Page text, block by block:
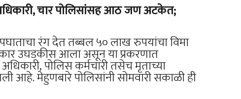
चार पोलिसांसह आठ जण अटकेत;
रंग देत तब्बल ५० लाख रुपयांचा विमा
उघडकीस आला असून या प्रकरणात
पोलिस कर्मचारी तसेच मृताच्या
मेहुणबारे पोलिसांनी सोमवारी सकाळी ही